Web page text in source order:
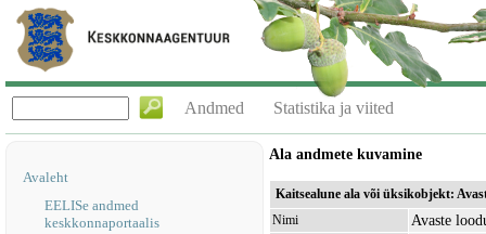
Andmed Statistika ja viited
Avaleht
EELISe andmed
keskkonnaportaalis
Ala andmete kuvamine
Kaitsealune ala või üksikobjekt:
Nimi
Avaste